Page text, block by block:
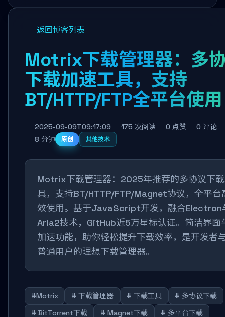
返回博客列表
Motrix下载管理器：多
下载加速工具，支持
BT/HTTP/FTP全平台使用
2025-09-09T09:17:09 175 次阅读 0 点赞
0 评论
8 分钟
原创 其他技术
Motrix下载管理器：2025年推荐的多协议下
具，支持BT/HTTP/FTP/Magnet协议，全平台
效使用。基于JavaScript开发，融合Electron
Aria2技术，GitHub近5万星标认证。简洁界面
加速功能，助你轻松提升下载效率，是开发者
普通用户的理想下载管理器。
#Motrix # 下载管理器 # 下载工具
# 多协议下载
# BitTorrent下载
# Magnet下载 # 多平台下载